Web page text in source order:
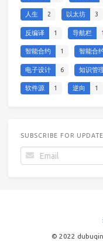
人生 2 以太坊 3
反编译 1 导航栏 1
智能合约 1 智能合
电子设计 6 知识管
软件源 1 逆向 1
SUBSCRIBE FOR
© 2022